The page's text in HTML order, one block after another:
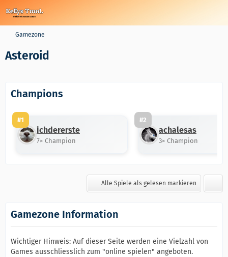
Gamezone
Asteroid
Champions
#1
ichdererste
7× Champion
#2
achalesas
3× Champion
Alle Spiele als gelesen markieren
Gamezone Information
Wichtiger Hinweis: Auf dieser Seite werden eine Vielzahl von
Games ausschliesslich zum "online spielen" angeboten.